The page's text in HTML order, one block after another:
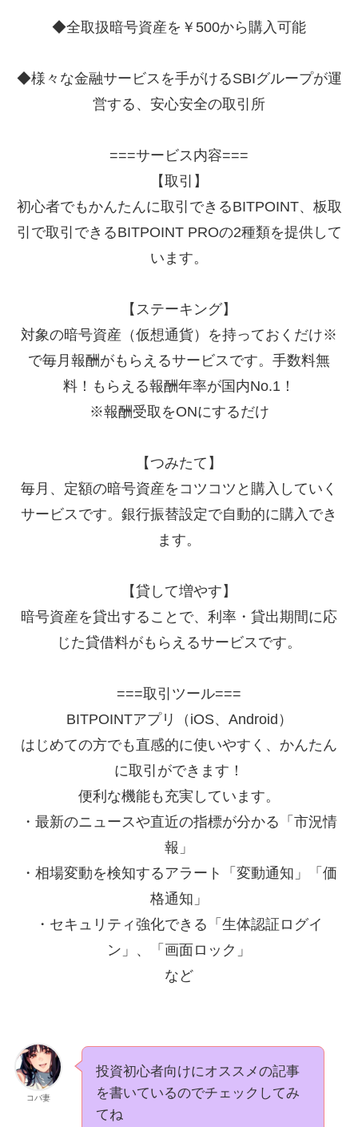
◆全取扱暗号資産を￥500から購入可能
◆様々な金融サービスを手がけるSBIグループが運
営する、安心安全の取引所
===サービス内容===
【取引】
初心者でもかんたんに取引できるBITPOINT、板取
引で取引できるBITPOINT PROの2種類を提供して
います。
【ステーキング】
対象の暗号資産（仮想通貨）を持っておくだけ※
で毎月報酬がもらえるサービスです。手数料無
料！もらえる報酬年率が国内No.1！
※報酬受取をONにするだけ
【つみたて】
毎月、定額の暗号資産をコツコツと購入していく
サービスです。銀行振替設定で自動的に購入でき
ます。
【貸して増やす】
暗号資産を貸出することで、利率・貸出期間に応
じた貸借料がもらえるサービスです。
===取引ツール===
BITPOINTアプリ（iOS、Android）
はじめての方でも直感的に使いやすく、かんたん
に取引ができます！
便利な機能も充実しています。
・最新のニュースや直近の指標が分かる「市況情
報」
・相場変動を検知するアラート「変動通知」「価
格通知」
・セキュリティ強化できる「生体認証ログイ
ン」、「画面ロック」
など
コバ妻
投資初心者向けにオススメの記事
を書いているのでチェックしてみ
てね